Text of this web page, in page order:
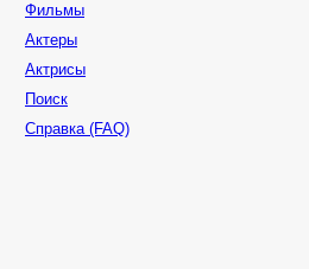
Фильмы
Актеры
Актрисы
Поиск
Справка (FAQ)